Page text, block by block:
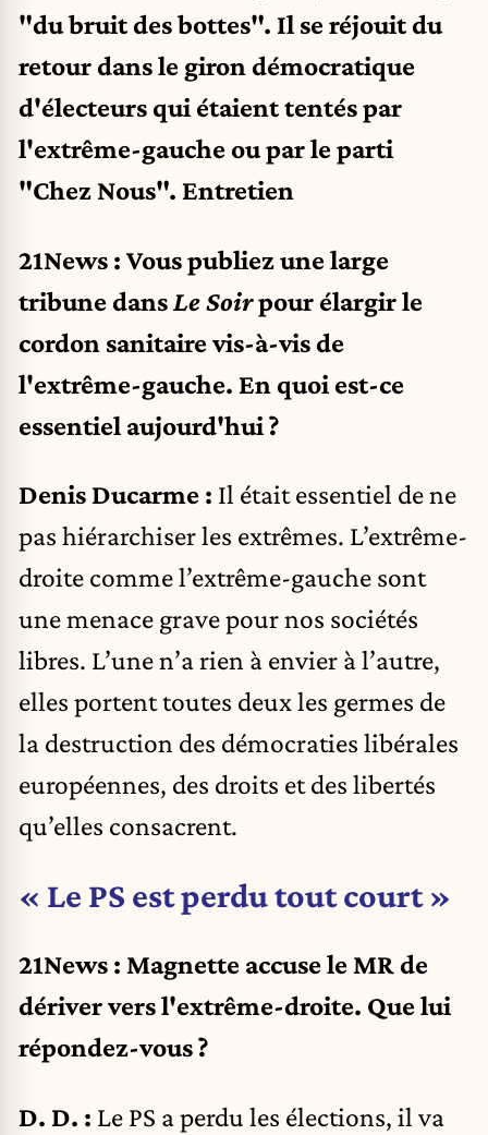
"du bruit des bottes". Il se réjouit du
retour dans le giron démocratique
d'électeurs qui étaient tentés par
l'extrême-gauche ou par le parti
"Chez Nous". Entretien
21News : Vous publiez une large
tribune dansLe Soirpour élargir le
cordon sanitaire vis-à-vis de
l'extrême-gauche. En quoi est-ce
essentiel aujourd'hui ?
Denis Ducarme : Il était essentiel de ne
pas hiérarchiser les extrêmes. L’extrême-
droite comme l’extrême-gauche sont
une menace grave pour nos sociétés
libres. L’une n’a rien à envier à l’autre,
elles portent toutes deux les germes de
la destruction des démocraties libérales
européennes, des droits et des libertés
qu’elles consacrent.
« Le PS est perdu tout court »
21News : Magnette accuse le MR de
dériver vers l'extrême-droite. Que lui
répondez-vous ?
D. D. : Le PS a perdu les élections, il va